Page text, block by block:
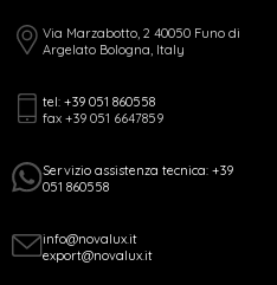
Via Marzabotto, 2 40050 Funo di
Argelato Bologna, Italy
tel: +39 051 860558
fax +39 051 6647859
Servizio assistenza tecnica: +39
051 860558
info@novalux.it
export@novalux.it